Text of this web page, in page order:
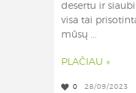
desertu ir
visa tai
mūsų ...
PLAČIAU »
0 28/09/2023